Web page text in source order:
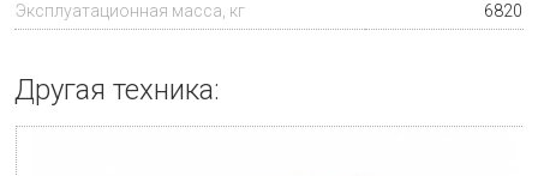
Эксплуатационная масса , кг 6820
Другая техника: